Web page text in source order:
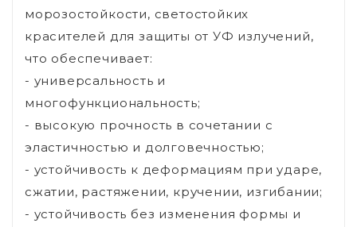
морозостойкости, светостойких
красителей для защиты от УФ излучений,
что обеспечивает:
- универсальность и
многофункциональность;
- высокую прочность в сочетании с
эластичностью и долговечностью;
- устойчивость к деформациям при ударе,
сжатии, растяжении, кручении, изгибании;
- устойчивость без изменения формы и